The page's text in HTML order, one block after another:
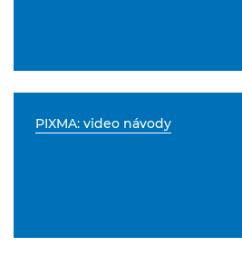
PIXMA: video návody